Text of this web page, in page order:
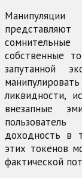
собственные
запутанной
ликвидности,
внезапные
доходность в
этих токенов
фактической